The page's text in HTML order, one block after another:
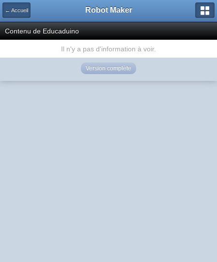
← Accueil Robot Maker
Contenu de Educaduino
Il n'y a pas d'information à voir.
Version complète